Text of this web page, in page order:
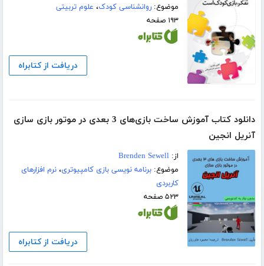
موضوع:روانشناسی کودک، علوم تربیتی
۱۹۳ صفحه
دریافت از کتابراه
دانلود کتاب آموزش ساخت بازی‌های 3 بعدی در موتور بازی سازی
آنریل انجین
از:Brenden Sewell
موضوع:برنامه نویسی بازی کامپیوتری،نرم افزارهای
کاربردی
۵۲۳ صفحه
دریافت از کتابراه